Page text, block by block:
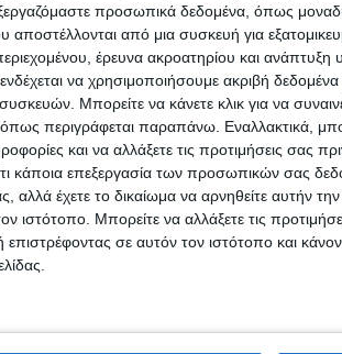
προσωπικά δεδομένα, όπως
από μια συσκευή για
έρευνα ακροατηρίου και ανάπτυξη
να χρησιμοποιήσουμε ακριβή
Μπορείτε να κάνετε κλικ για να
περιγράφεται παραπάνω. Εναλλακτικά,
και να αλλάξετε τις προτιμήσεις σας
κάποια επεξεργασία των προσωπικών σας
αλλά έχετε το δικαίωμα να αρνηθείτε αυτήν
ιστότοπο. Μπορείτε να αλλάξετε τις
σε αυτόν τον ιστότοπο και
της Καρδίτσας και ευρύτερα της
«Σίφουνας» ο Τσιτσιπάς
ημιτελικά του
Εφημερίδα της Καρδίτσας